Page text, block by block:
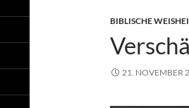
BIBLISCHE
21. NOVEMBER